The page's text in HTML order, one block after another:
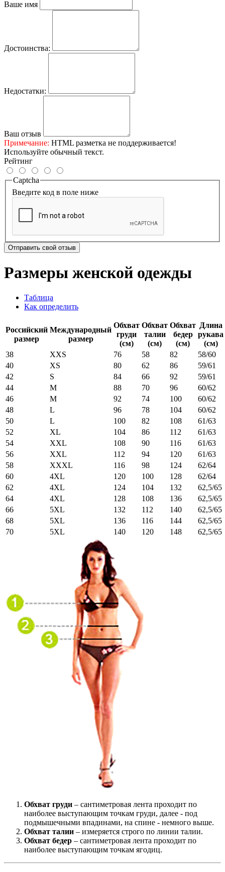
Ваше имя
Достоинства:
Недостатки:
Ваш отзыв
Примечание: HTML разметка не поддерживается!
Используйте обычный текст.
Рейтинг
Captcha
Введите код в поле ниже
Отправить свой отзыв
Размеры женской одежды
Таблица
Как определить
Российский
размер
Международный
размер
Обхват
груди
(см)
Обхват
талии
(см)
Обхват
бедер
(см)
Длина
рукава
(см)
38
XXS 76 58 82
58/60
40
XS 80 62 86
59/61
42
S 84 66 92
59/61
44
M 88 70 96
60/62
46
M 92 74 100
60/62
48
L 96 78 104
60/62
50
L 100 82 108
61/63
52
XL 104 86 112
61/63
54
XXL 108 90 116
61/63
56
XXL 112 94 120
61/63
58
XXXL 116 98 124
62/64
60
4XL 120 100 128
62/64
62
4XL 124 104 132
62,5/65
64
4XL 128 108 136
62,5/65
66
5XL 132 112 140
62,5/65
68
5XL 136 116 144
62,5/65
70
5XL 140 120 148 62,5/65
Обхват груди – сантиметровая лента проходит по
наиболее выступающим точкам груди, далее - под
подмышечными впадинами, на спине - немного выше.
Обхват талии – измеряется строго по линии талии.
Обхват бедер – сантиметровая лента проходит по
наиболее выступающим точкам ягодиц.